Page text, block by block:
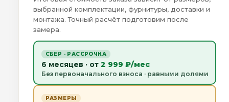
выбранной комплектации, фурнитуры, доставки и
монтажа. Точный расчёт подготовим после
замера.
СБЕР · РАССРОЧКА
6 месяцев · от 2 999 ₽/мес
Без первоначального взноса · равными долями
РАЗМЕРЫ